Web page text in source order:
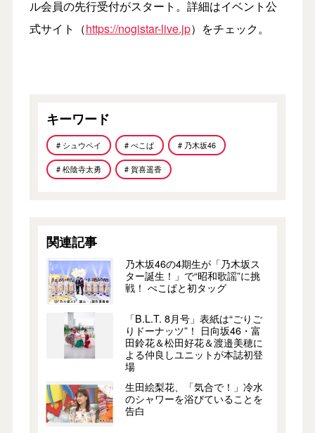
ル会員の先行受付がスタート。詳細はイベント公
式サイト（https://nogistar-live.jp）をチェック。
キーワード
# シュウペイ # ぺこぱ # 乃木坂46
# 松陰寺太勇 # 賀喜遥香
関連記事
乃木坂46の4期生が「乃木坂ス
ター誕生！」で“昭和歌謡”に挑
戦！ ぺこぱと初タッグ
「B.L.T. 8月号」表紙は“ごりご
りドーナッツ”！ 日向坂46・富
田鈴花＆松田好花＆渡邉美穂に
よる仲良しユニットが本誌初登
場
生田絵梨花、「気合で！」冷水
のシャワーを浴びていることを
告白